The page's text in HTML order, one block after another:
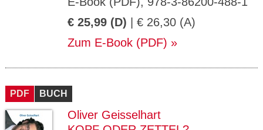
€ 25,99 (D) | € 26,30 (A)
Zum E-Book (PDF)
PDF BUCH
Oliver Geisselhart